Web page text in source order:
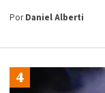
PorDaniel Alberti